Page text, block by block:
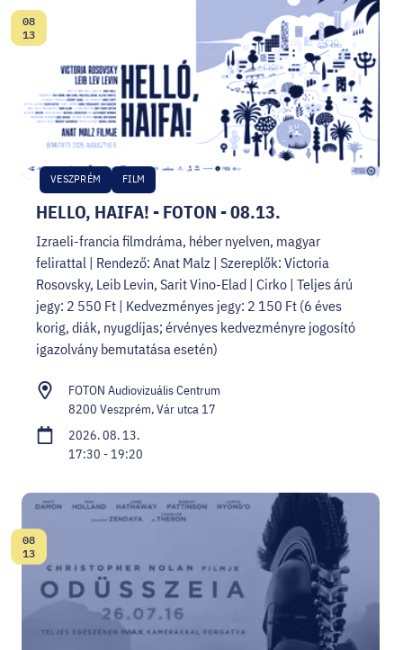
HELLO, HAIFA! - FOTON - 08.13.
VESZPRÉM FILM
Dátum:
08
13
Izraeli-francia filmdráma, héber nyelven, magyar
felirattal | Rendező: Anat Malz | Szereplők: Victoria
Rosovsky, Leib Levin, Sarit Vino-Elad | Cirko | Teljes árú
jegy: 2 550 Ft | Kedvezményes jegy: 2 150 Ft (6 éves
korig, diák, nyugdíjas; érvényes kedvezményre jogosító
igazolvány bemutatása esetén)
FOTON Audiovizuális Centrum
8200 Veszprém, Vár utca 17
2026. 08. 13.
17:30 - 19:20
Dátum:
08
13